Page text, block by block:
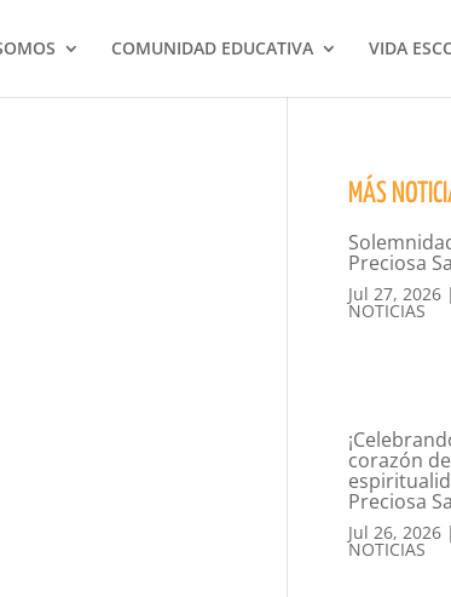
COMUNIDAD EDUCATIVA VIDA
MÁS
Preciosa
Jul 27, 2026|
NOTICIAS
corazón
Preciosa
Jul 26, 2026|
NOTICIAS